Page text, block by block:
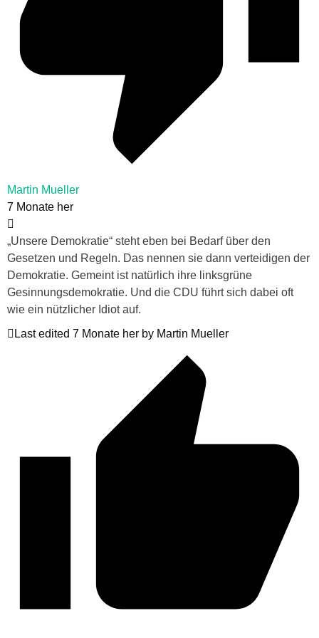
Martin Mueller
7 Monate her
„Unsere Demokratie“ steht eben bei Bedarf über den
Gesetzen und Regeln. Das nennen sie dann verteidigen der
Demokratie. Gemeint ist natürlich ihre linksgrüne
Gesinnungsdemokratie. Und die CDU führt sich dabei oft
wie ein nützlicher Idiot auf.
Last edited 7 Monate her by Martin Mueller